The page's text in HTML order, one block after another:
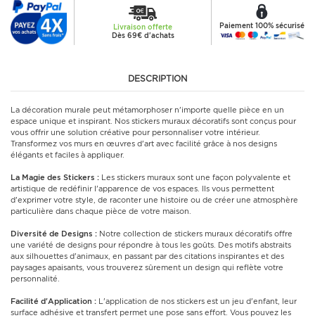
Livraison offerte
Dès 69€ d'achats
Paiement 100% sécurisé
DESCRIPTION
La décoration murale peut métamorphoser n'importe quelle pièce en un
espace unique et inspirant. Nos stickers muraux décoratifs sont conçus pour
vous offrir une solution créative pour personnaliser votre intérieur.
Transformez vos murs en œuvres d'art avec facilité grâce à nos designs
élégants et faciles à appliquer.
La Magie des Stickers : Les stickers muraux sont une façon polyvalente et
artistique de redéfinir l'apparence de vos espaces. Ils vous permettent
d'exprimer votre style, de raconter une histoire ou de créer une atmosphère
particulière dans chaque pièce de votre maison.
Diversité de Designs : Notre collection de stickers muraux décoratifs offre
une variété de designs pour répondre à tous les goûts. Des motifs abstraits
aux silhouettes d'animaux, en passant par des citations inspirantes et des
paysages apaisants, vous trouverez sûrement un design qui reflète votre
personnalité.
Facilité d'Application : L'application de nos stickers est un jeu d'enfant, leur
surface adhésive et transfert permet une pose sans effort. Vous pouvez les